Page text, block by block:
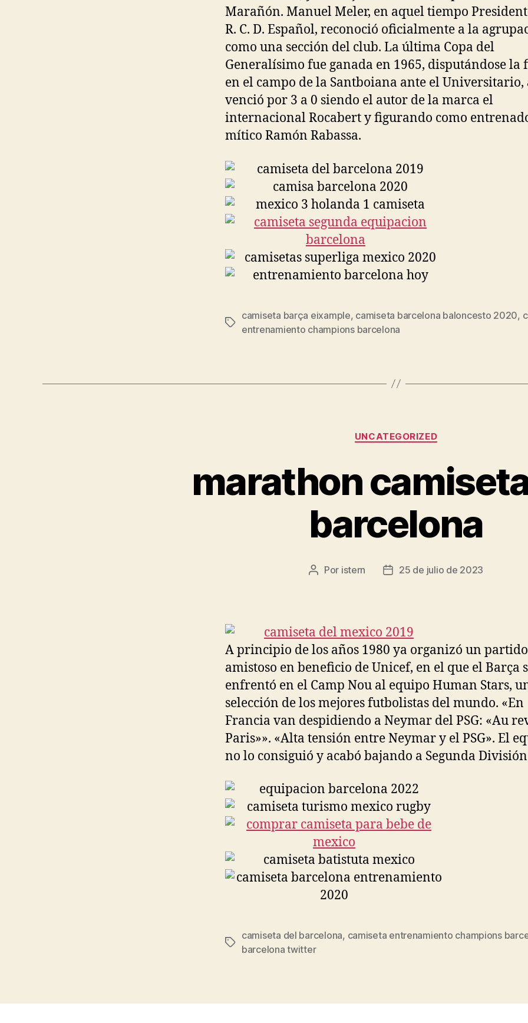
Marañón. Manuel Meler, en aquel tiempo
R. C. D. Español, reconoció oficialmente a la
como una sección del club. La última Copa del
Generalísimo fue ganada en 1965, disputándose la
en el campo de la Santboiana ante el Universitario,
venció por 3 a 0 siendo el autor de la marca el
internacional Rocabert y figurando como
mítico Ramón Rabassa.
Etiquetas
camiseta barça eixample, camiseta barcelona baloncesto 2020,
entrenamiento champions barcelona
Categorías
UNCATEGORIZED
marathon
barcelona
Autor
Por istern
Fecha25 de julio de 2023
A principio de los años 1980 ya organizó un partido
amistoso en beneficio de Unicef, en el que el Barça
enfrentó en el Camp Nou al equipo Human Stars,
selección de los mejores futbolistas del mundo. «En
Francia van despidiendo a Neymar del PSG: «Au
Paris»». «Alta tensión entre Neymar y el PSG». El
no lo consiguió y acabó bajando a Segunda
Etiquetas
camiseta del barcelona, camiseta entrenamiento champions
barcelona twitter